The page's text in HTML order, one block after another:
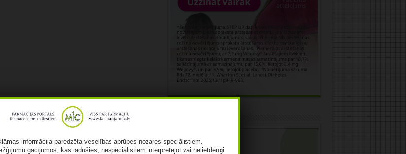
informācija paredzēta veselības aprūpes nozares speciālistiem.
gadījumos, kas radušies,nespeciālistiem interpretējot vai nelietderīgi